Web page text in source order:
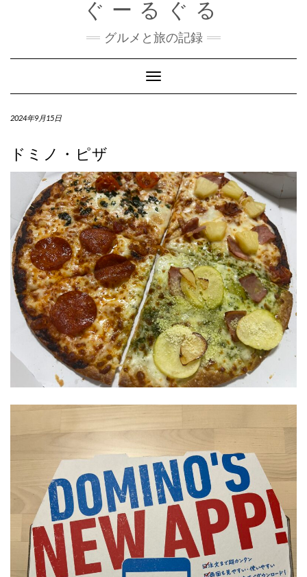
ぐーるぐる
グルメと旅の記録
Toggle
Navigation
2024年9月15日
ドミノ・ピザ